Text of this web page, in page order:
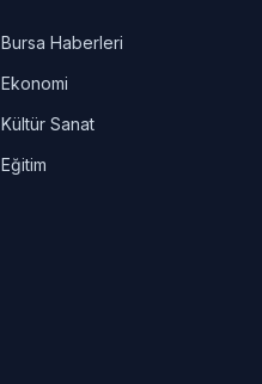
Bursa Haberleri
Ekonomi
Kültür Sanat
Eğitim